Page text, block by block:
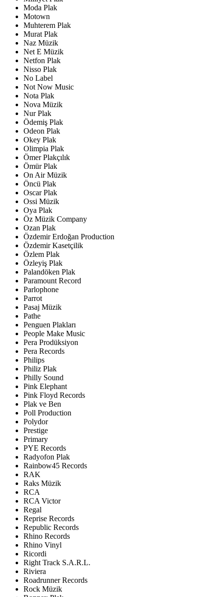
Moda Plak
Motown
Muhterem Plak
Murat Plak
Naz Müzik
Net E Müzik
Netfon Plak
Nisso Plak
No Label
Not Now Music
Nota Plak
Nova Müzik
Nur Plak
Ödemiş Plak
Odeon Plak
Okey Plak
Olimpia Plak
Ömer Plakçılık
Ömür Plak
On Air Müzik
Öncü Plak
Oscar Plak
Ossi Müzik
Oya Plak
Öz Müzik Company
Ozan Plak
Özdemir Erdoğan Production
Özdemir Kasetçilik
Özlem Plak
Özleyiş Plak
Palandöken Plak
Paramount Record
Parlophone
Parrot
Pasaj Müzik
Pathe
Penguen Plakları
People Make Music
Pera Prodüksiyon
Pera Records
Philips
Philiz Plak
Philly Sound
Pink Elephant
Pink Floyd Records
Plak ve Ben
Poll Production
Polydor
Prestige
Primary
PYE Records
Radyofon Plak
Rainbow45 Records
RAK
Raks Müzik
RCA
RCA Victor
Regal
Reprise Records
Republic Records
Rhino Records
Rhino Vinyl
Ricordi
Right Track S.A.R.L.
Riviera
Roadrunner Records
Rock Müzik